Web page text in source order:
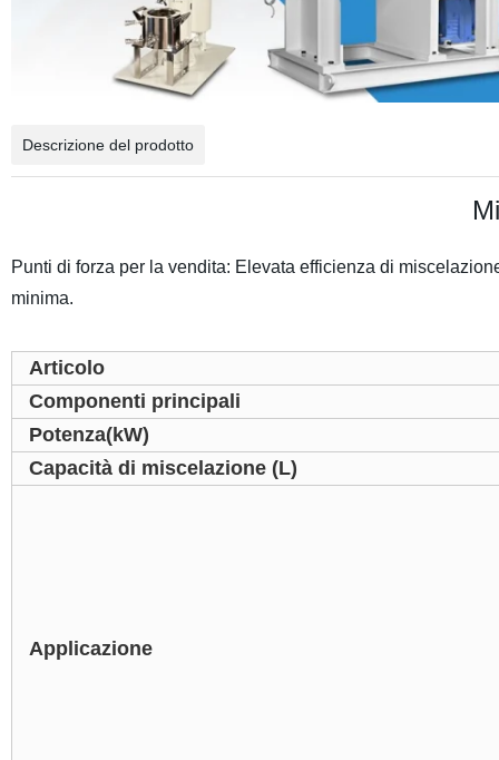
Descrizione del prodotto
Punti di forza per la vendita: Elevata efficienza di
minima.
Articolo
Componenti principali
Potenza(kW)
Capacità di miscelazione (L)
Applicazione